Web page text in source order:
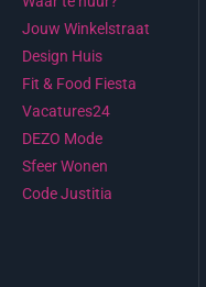
Jouw Winkelstraat
Design Huis
Fit & Food Fiesta
Vacatures24
DEZO Mode
Sfeer Wonen
Code Justitia